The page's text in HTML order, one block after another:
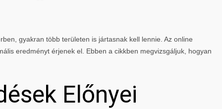
gyakran több területen is jártasnak kell lennie. Az online
eredményt érjenek el. Ebben a cikkben megvizsgáljuk, hogyan
Előnyei